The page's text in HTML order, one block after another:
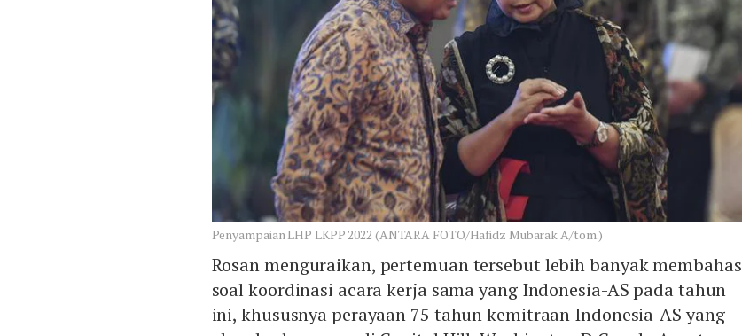
Penyampaian LHP LKPP 2022 (ANTARA FOTO/Hafidz Mubarak A/tom.)
Rosan menguraikan, pertemuan tersebut lebih banyak membahas
soal koordinasi acara kerja sama yang Indonesia-AS pada tahun
ini, khususnya perayaan 75 tahun kemitraan Indonesia-AS yang